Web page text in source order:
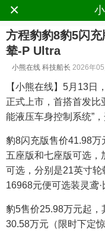
×
方程豹豹8豹5闪
辇-P Ultra
小熊在线 科技船长 2026年05
【小熊在线】5月13日
正式上市，首搭首发比
能液压车身控制系统”
豹8闪充版售价41.98
五座版和七座版可选，
可选，分别是21英寸
16968元便可选装灵鸢
豹5售价25.98万元起
30.58万元（限时下定